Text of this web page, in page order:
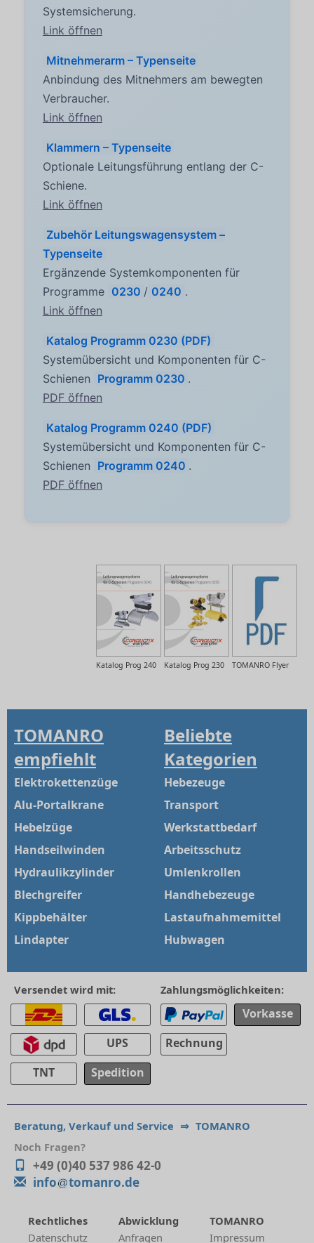
Systemsicherung.
Link öffnen
Mitnehmerarm – Typenseite
Anbindung des Mitnehmers am bewegten
Verbraucher.
Link öffnen
Klammern – Typenseite
Optionale Leitungsführung entlang der C-
Schiene.
Link öffnen
Zubehör Leitungswagensystem –
Typenseite
Ergänzende Systemkomponenten für
Programme 0230 / 0240 .
Link öffnen
Katalog Programm 0230 (PDF)
Systemübersicht und Komponenten für C-
Schienen Programm 0230 .
PDF öffnen
Katalog Programm 0240 (PDF)
Systemübersicht und Komponenten für C-
Schienen Programm 0240 .
PDF öffnen
TOMANRO Flyer
Katalog Prog 230
Katalog Prog 240
TOMANRO
empfiehlt
Elektrokettenzüge
Alu-Portalkrane
Hebelzüge
Handseilwinden
Hydraulikzylinder
Blechgreifer
Kippbehälter
Lindapter
Beliebte
Kategorien
Hebezeuge
Transport
Werkstattbedarf
Arbeitsschutz
Umlenkrollen
Handhebezeuge
Lastaufnahmemittel
Hubwagen
Versendet wird mit:
UPS
TNT
Spedition
Zahlungsmöglichkeiten:
Vorkasse
Rechnung
Beratung, Verkauf und Service ⇒ TOMANRO
Noch Fragen?
+49 (0)40 537 986 42-0
info
tomanro.de
Rechtliches
Datenschutz
Abwicklung
Anfragen
TOMANRO
Impressum